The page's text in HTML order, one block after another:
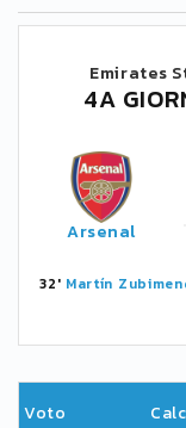
Emirates
4A
Arsenal
32' Martín
Voto